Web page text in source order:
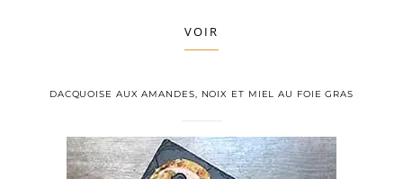
VOIR
DACQUOISE AUX AMANDES, NOIX ET MIEL AU FOIE GRAS